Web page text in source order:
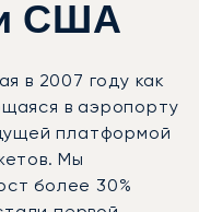
США
в 2007 году как
в аэропорту
платформой
Мы
более 30%